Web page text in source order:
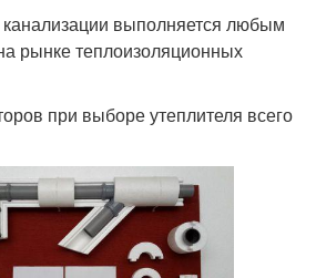
выполняется любым
рынке теплоизоляционных
при выборе утеплителя всего